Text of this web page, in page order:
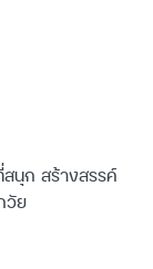
นุก สร้างสรรค์
วัย